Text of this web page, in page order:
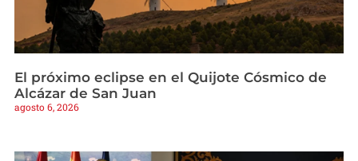
El próximo eclipse en el Quijote Cósmico de
Alcázar de San Juan
agosto 6, 2026